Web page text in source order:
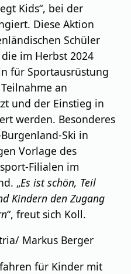
Kids“, bei der
Diese Aktion
Schüler
im Herbst 2024
für Sportausrüstung
an
und der Einstieg in
werden. Besonderes
Ski in
Vorlage des
Filialen im
„Es ist schön, Teil
Kindern den Zugang
“, freut sich Koll.
Markus Berger
für Kinder mit